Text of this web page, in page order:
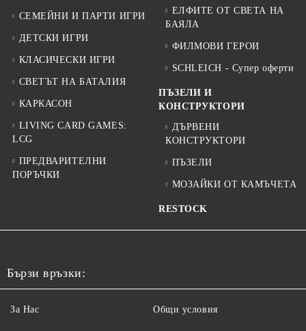
СЕМЕЙНИ И ПАРТИ ИГРИ
ДЕТСКИ ИГРИ
КЛАСИЧЕСКИ ИГРИ
СВЕТЪТ НА БАТАЛИЯ
КАРКАСОН
LIVING CARD GAMES:
LCG
ПРЕДВАРИТЕЛНИ
ПОРЪЧКИ
ЕЛФИТЕ ОТ СВЕТА НА
БАЯЛА
ФИЛМОВИ ГЕРОИ
SCHLEICH - Супер оферти
ПЪЗЕЛИ И
КОНСТРУКТОРИ
ДЪРВЕНИ
КОНСТРУКТОРИ
ПЪЗЕЛИ
МОЗАЙКИ ОТ КАМЪЧЕТА
RESTOCK
Бързи връзки:
За Нас Общи условия